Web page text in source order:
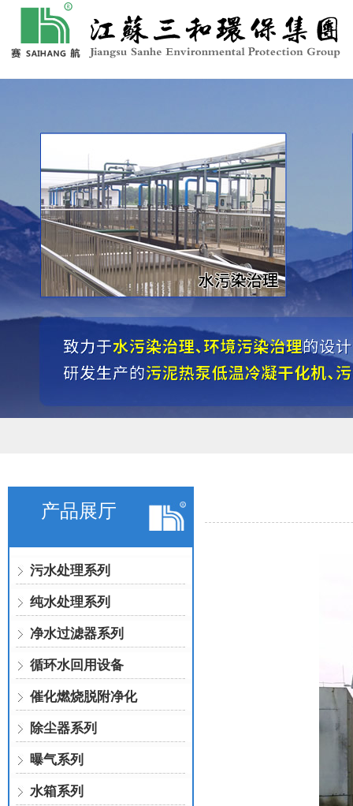
产品展厅
污水处理系列
纯水处理系列
净水过滤器系列
循环水回用设备
催化燃烧脱附净化
除尘器系列
曝气系列
水箱系列